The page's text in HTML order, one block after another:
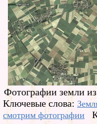
Фотографии земли
Ключевые слова:
смотрим фотографии